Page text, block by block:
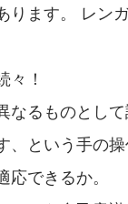
ります。 レン
々！
るものとして
という手の操
できるか。